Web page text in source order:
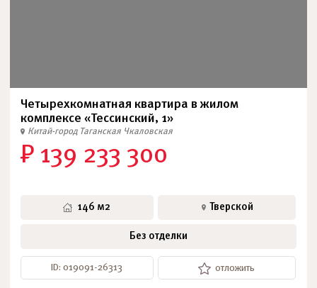
Четырехкомнатная квартира в жилом
комплексе «Тессинский, 1»
Китай-город Таганская Чкаловская
₽ 139 233 300
146 м2 Тверской
Без отделки
ID: 019091-26313 отложить